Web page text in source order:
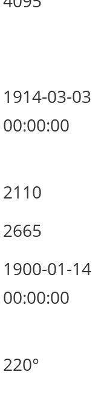
1914-03-03
00:00:00
2110
2665
1900-01-14
00:00:00
220°